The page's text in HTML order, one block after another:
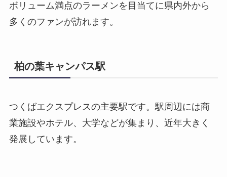
ボリューム満点のラーメンを目当てに県内外から
多くのファンが訪れます。
柏の葉キャンパス駅
つくばエクスプレスの主要駅です。駅周辺には商
業施設やホテル、大学などが集まり、近年大きく
発展しています。